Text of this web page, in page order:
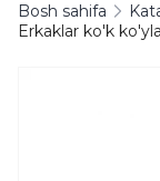
Bosh sahifa
Erkaklar ko'k